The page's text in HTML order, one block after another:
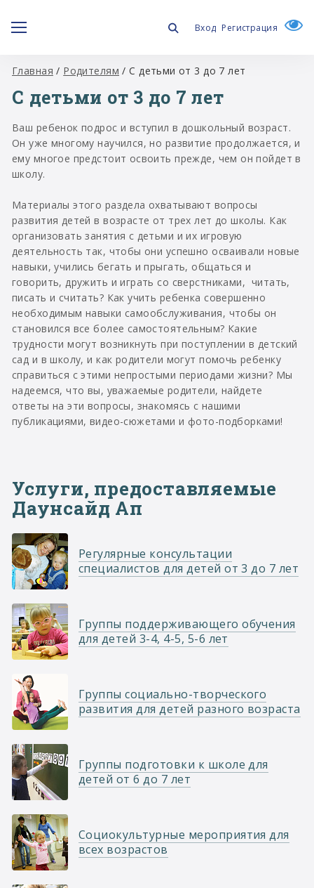
Вход Регистрация
Главная / Родителям / С детьми от 3 до 7 лет
С детьми от 3 до 7 лет
Ваш ребенок подрос и вступил в дошкольный возраст.
Он уже многому научился, но развитие продолжается, и
ему многое предстоит освоить прежде, чем он пойдет в
школу.
Материалы этого раздела охватывают вопросы
развития детей в возрасте от трех лет до школы. Как
организовать занятия с детьми и их игровую
деятельность так, чтобы они успешно осваивали новые
навыки, учились бегать и прыгать, общаться и
говорить, дружить и играть со сверстниками, читать,
писать и считать? Как учить ребенка совершенно
необходимым навыки самообслуживания, чтобы он
становился все более самостоятельным? Какие
трудности могут возникнуть при поступлении в детский
сад и в школу, и как родители могут помочь ребенку
справиться с этими непростыми периодами жизни? Мы
надеемся, что вы, уважаемые родители, найдете
ответы на эти вопросы, знакомясь с нашими
публикациями, видео-сюжетами и фото-подборками!
Услуги, предоставляемые
Даунсайд Ап
Регулярные консультации
специалистов для детей от 3 до 7 лет
Группы поддерживающего обучения
для детей 3-4, 4-5, 5-6 лет
Группы социально-творческого
развития для детей разного возраста
Группы подготовки к школе для
детей от 6 до 7 лет
Социокультурные мероприятия для
всех возрастов